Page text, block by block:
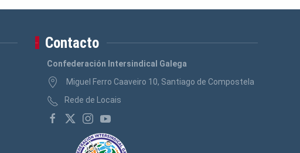
Contacto
Confederación Intersindical Galega
Miguel Ferro Caaveiro 10, Santiago de Compostela
Rede de Locais